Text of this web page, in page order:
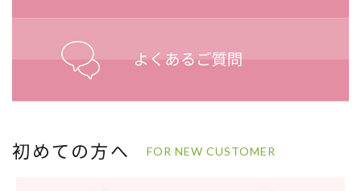
初めての方へ FOR NEW CUSTOMER